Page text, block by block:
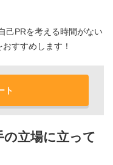
己PRを考える時間がない
すすめします！
ト
立場に立って